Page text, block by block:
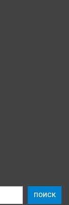
ПОИСК